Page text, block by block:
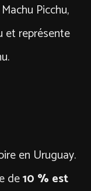
Picchu,
et représente
en Uruguay.
de10 % est